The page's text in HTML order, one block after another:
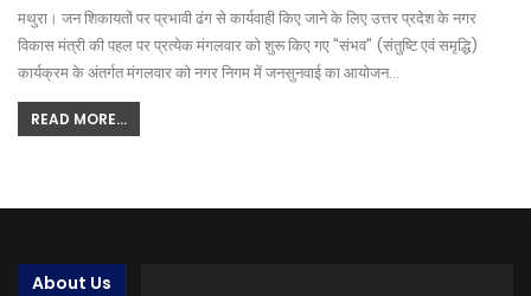
​ ​मथुरा। जन शिकायतों पर प्रभावी ढंग से कार्यवाही किए जाने के लिए उत्तर प्रदेश के नगर
विकास मंत्री की पहल पर प्रत्येक मंगलवार को शुरू किए गए "संभव" (संतुष्टि एवं समृद्धि)
कार्यक्रम के अंतर्गत मंगलवार को नगर निगम में जनसुनवाई का आयोजन…
READ MORE...
About Us